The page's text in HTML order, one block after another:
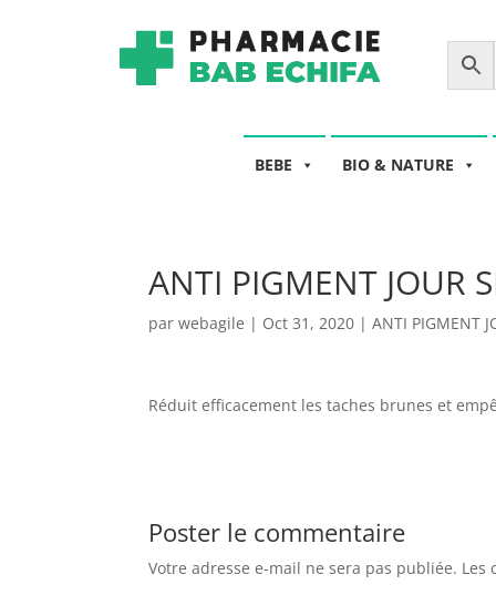
BEBE BIO & NATURE
ANTI PIGMENT JOUR
parwebagile | Oct 31, 2020 |ANTI PIGMENT
Réduit efficacement les taches brunes et
Poster le commentaire
Votre adresse e-mail ne sera pas publiée. Les